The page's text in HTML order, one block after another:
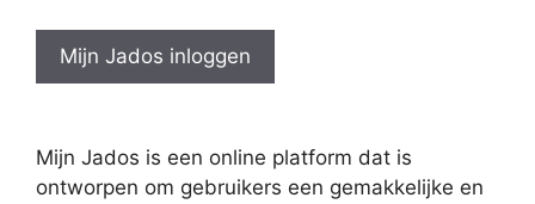
Mijn Jados inloggen
Mijn Jados is een online platform dat is
ontworpen om gebruikers een gemakkelijke en